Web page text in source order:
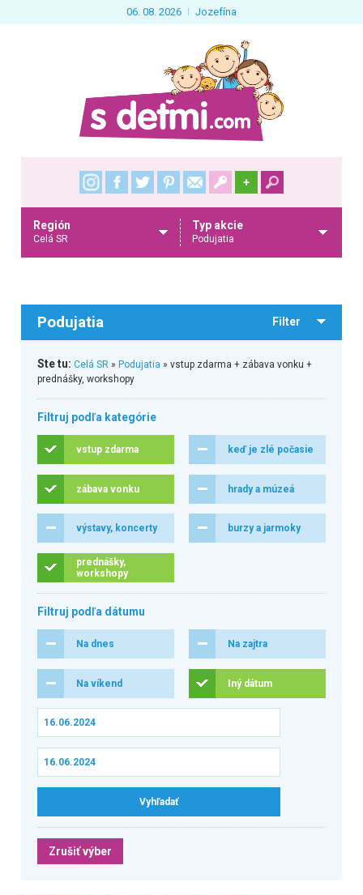
06. 08. 2026 Jozefína
+
Región
Celá SR
Typ akcie
Podujatia
Podujatia Filter
Ste tu: Celá SR» Podujatia » vstup zdarma + zábava vonku +
prednášky, workshopy
Filtruj podľa kategórie
vstup zdarma keď je zlé počasie
zábava vonku hrady a múzeá
výstavy, koncerty burzy a jarmoky
prednášky,
workshopy
Filtruj podľa dátumu
Na dnes Na zajtra
Na víkend Iný dátum
Zrušiť výber